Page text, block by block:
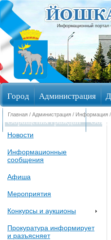
Информационный портал
Город Администрация
Обращения граждан
Главная / Администрация / Информация
Новости
Информационные
сообщения
Афиша
Мероприятия
Конкурсы и аукционы
Прокуратура информирует
и разъясняет